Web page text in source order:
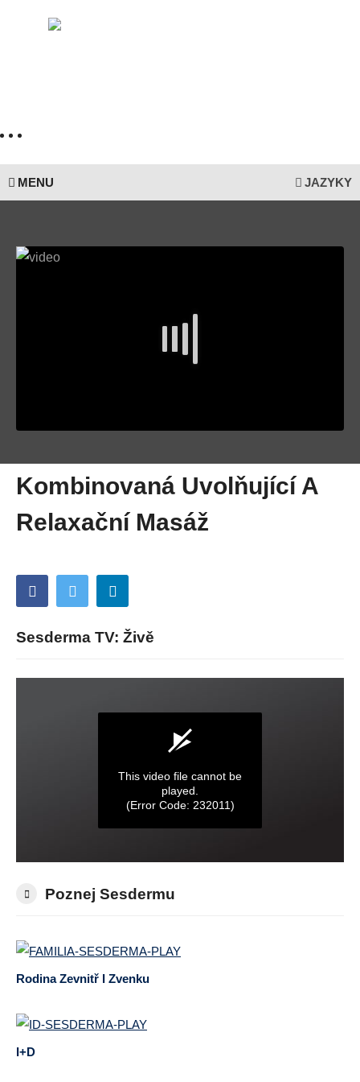
MENU JAZYKY
Kombinovaná Uvolňující A
Relaxační Masáž
Sesderma TV: Živě
Poznej Sesdermu
Rodina Zevnitř I Zvenku
I+D